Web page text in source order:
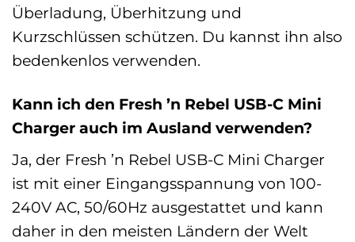
Überladung, Überhitzung und
Kurzschlüssen schützen. Du kannst ihn also
bedenkenlos verwenden.
Kann ich den Fresh ’n Rebel USB-C Mini
Charger auch im Ausland verwenden?
Ja, der Fresh ’n Rebel USB-C Mini Charger
ist mit einer Eingangsspannung von 100-
240V AC, 50/60Hz ausgestattet und kann
daher in den meisten Ländern der Welt